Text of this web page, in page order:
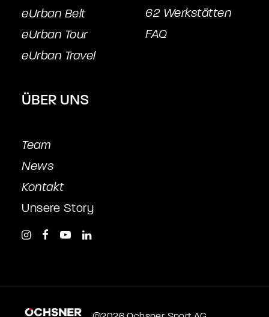
eUrban Belt
eUrban Tour
eUrban Travel
62 Werkstätten
FAQ
ÜBER UNS
Team
News
Kontakt
Unsere Story